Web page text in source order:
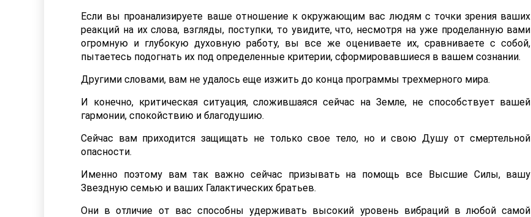
Если вы проанализируете ваше отношение к окружающим вас людям с точки зрения ваших
реакций на их слова, взгляды, поступки, то увидите, что, несмотря на уже проделанную вами
огромную и глубокую духовную работу, вы все же оцениваете их, сравниваете с собой,
пытаетесь подогнать их под определенные критерии, сформировавшиеся в вашем сознании.
Другими словами, вам не удалось еще изжить до конца программы трехмерного мира.
И конечно, критическая ситуация, сложившаяся сейчас на Земле, не способствует вашей
гармонии, спокойствию и благодушию.
Сейчас вам приходится защищать не только свое тело, но и свою Душу от смертельной
опасности.
Именно поэтому вам так важно сейчас призывать на помощь все Высшие Силы, вашу
Звездную семью и ваших Галактических братьев.
Они в отличие от вас способны удерживать высокий уровень вибраций в любой самой